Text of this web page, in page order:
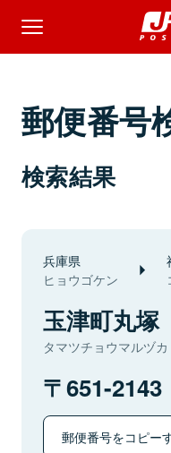
郵便番号
検索結果
兵庫県
ヒョウゴケン
玉津町丸塚
タマツチョウマルヅカ
651-2143
郵便番号をコピー